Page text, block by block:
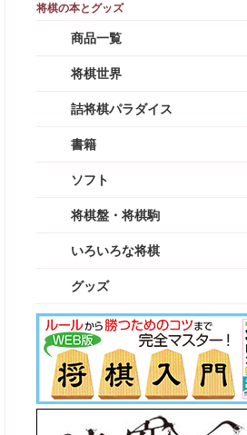
商品一覧
将棋世界
詰将棋パラダイス
書籍
ソフト
将棋盤・将棋駒
いろいろな将棋
グッズ